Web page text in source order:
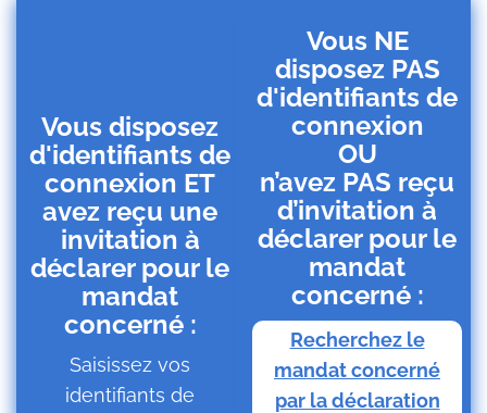
Vous disposez
d'identifiants de
connexion ET
avez reçu une
invitation à
déclarer pour le
mandat
concerné :
Saisissez vos
identifiants de
Vous NE
disposez PAS
d'identifiants de
connexion
OU
n’avez PAS reçu
d’invitation à
déclarer pour le
mandat
concerné :
Recherchez le
mandat concerné
par la déclaration